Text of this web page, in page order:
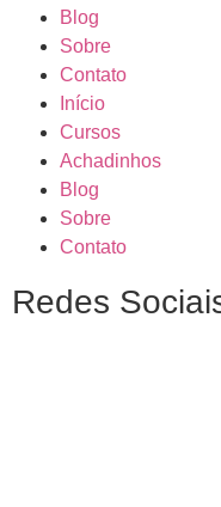
Blog
Sobre
Contato
Início
Cursos
Achadinhos
Blog
Sobre
Contato
Redes